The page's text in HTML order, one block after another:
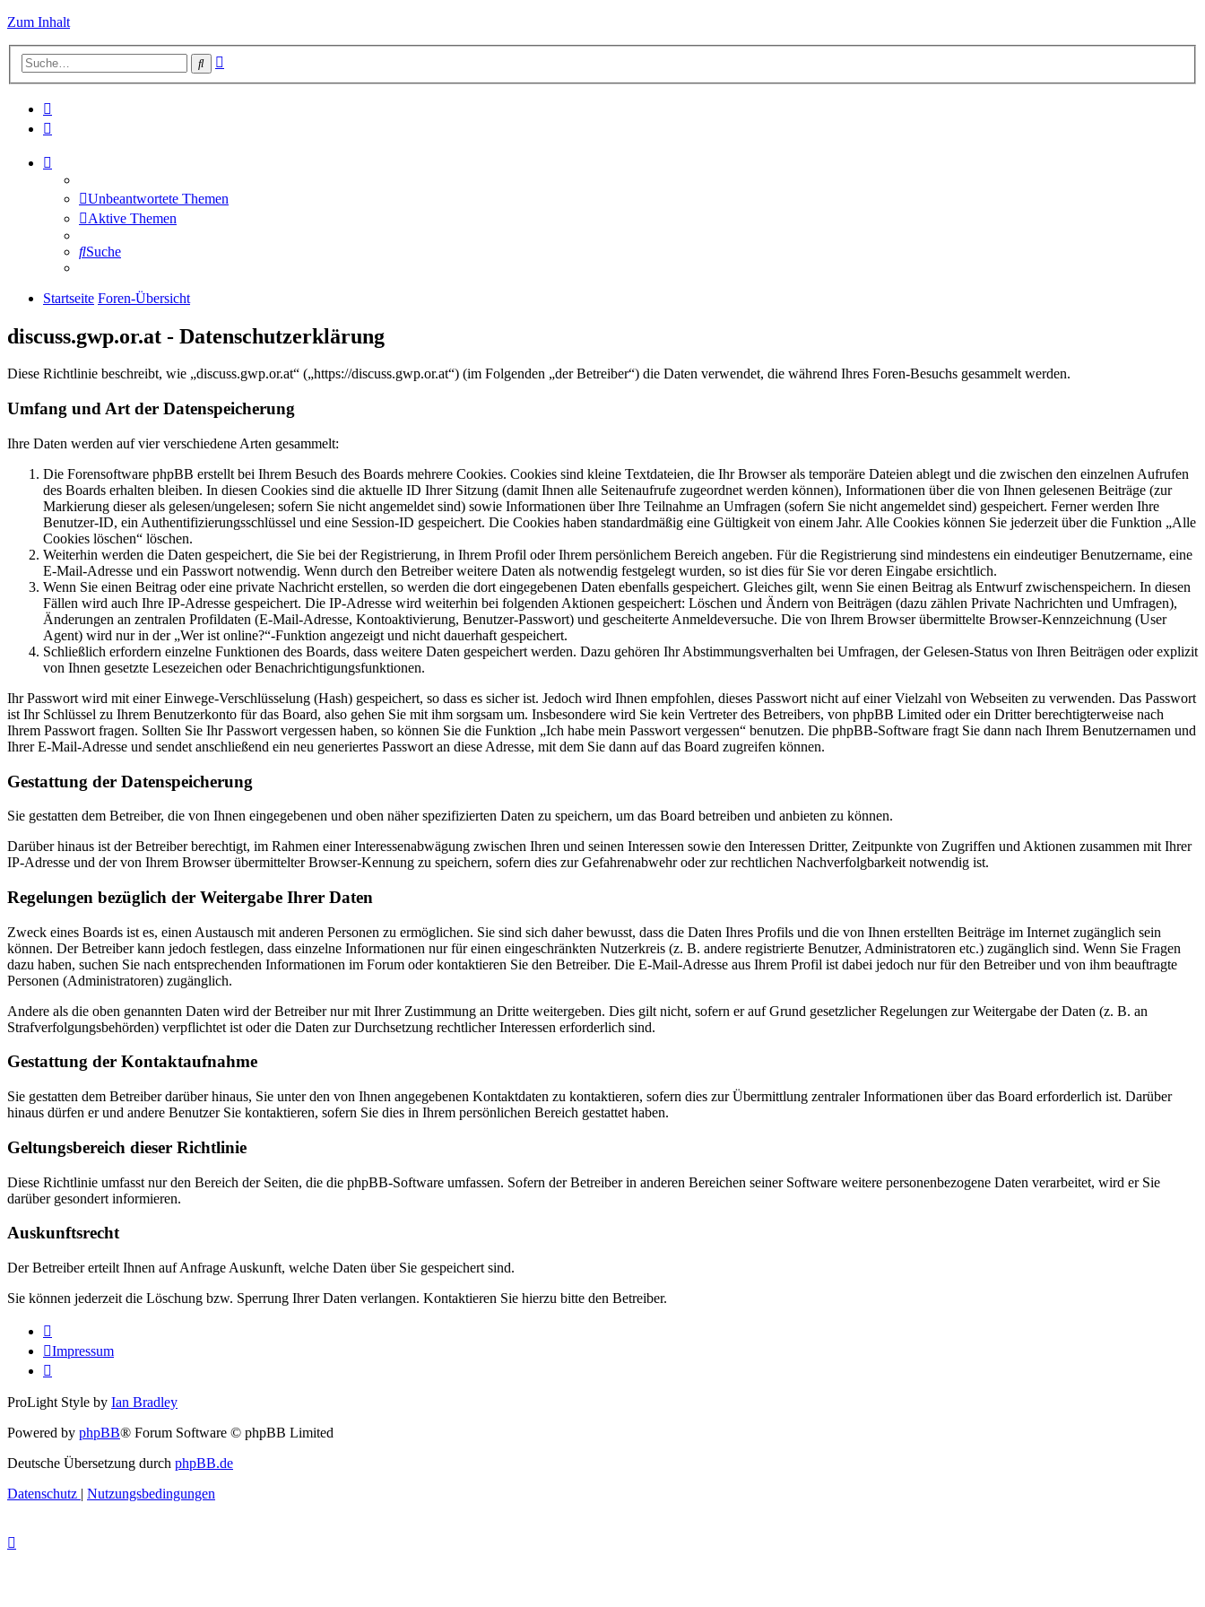
Zum Inhalt
Suche
Unbeantwortete Themen
Aktive Themen
Suche
Startseite Foren-Übersicht
discuss.gwp.or.at - Datenschutzerklärung
Diese Richtlinie beschreibt, wie „discuss.gwp.or.at“ („https://discuss.gwp.or.at“) (im Folgenden „der Betreiber“) die Daten verwendet, die während Ihres Foren-Besuchs gesammelt werden.
Umfang und Art der Datenspeicherung
Ihre Daten werden auf vier verschiedene Arten gesammelt:
Die Forensoftware phpBB erstellt bei Ihrem Besuch des Boards mehrere Cookies. Cookies sind kleine Textdateien, die Ihr Browser als temporäre Dateien ablegt und die zwischen den einzelnen Aufrufen
des Boards erhalten bleiben. In diesen Cookies sind die aktuelle ID Ihrer Sitzung (damit Ihnen alle Seitenaufrufe zugeordnet werden können), Informationen über die von Ihnen gelesenen Beiträge (zur
Markierung dieser als gelesen/ungelesen; sofern Sie nicht angemeldet sind) sowie Informationen über Ihre Teilnahme an Umfragen (sofern Sie nicht angemeldet sind) gespeichert. Ferner werden Ihre
Benutzer-ID, ein Authentifizierungsschlüssel und eine Session-ID gespeichert. Die Cookies haben standardmäßig eine Gültigkeit von einem Jahr. Alle Cookies können Sie jederzeit über die Funktion „Alle
Cookies löschen“ löschen.
Weiterhin werden die Daten gespeichert, die Sie bei der Registrierung, in Ihrem Profil oder Ihrem persönlichem Bereich angeben. Für die Registrierung sind mindestens ein eindeutiger Benutzername, eine
E-Mail-Adresse und ein Passwort notwendig. Wenn durch den Betreiber weitere Daten als notwendig festgelegt wurden, so ist dies für Sie vor deren Eingabe ersichtlich.
Wenn Sie einen Beitrag oder eine private Nachricht erstellen, so werden die dort eingegebenen Daten ebenfalls gespeichert. Gleiches gilt, wenn Sie einen Beitrag als Entwurf zwischenspeichern. In diesen
Fällen wird auch Ihre IP-Adresse gespeichert. Die IP-Adresse wird weiterhin bei folgenden Aktionen gespeichert: Löschen und Ändern von Beiträgen (dazu zählen Private Nachrichten und Umfragen),
Änderungen an zentralen Profildaten (E-Mail-Adresse, Kontoaktivierung, Benutzer-Passwort) und gescheiterte Anmeldeversuche. Die von Ihrem Browser übermittelte Browser-Kennzeichnung (User
Agent) wird nur in der „Wer ist online?“-Funktion angezeigt und nicht dauerhaft gespeichert.
Schließlich erfordern einzelne Funktionen des Boards, dass weitere Daten gespeichert werden. Dazu gehören Ihr Abstimmungsverhalten bei Umfragen, der Gelesen-Status von Ihren Beiträgen oder explizit
von Ihnen gesetzte Lesezeichen oder Benachrichtigungsfunktionen.
Ihr Passwort wird mit einer Einwege-Verschlüsselung (Hash) gespeichert, so dass es sicher ist. Jedoch wird Ihnen empfohlen, dieses Passwort nicht auf einer Vielzahl von Webseiten zu verwenden. Das Passwort
ist Ihr Schlüssel zu Ihrem Benutzerkonto für das Board, also gehen Sie mit ihm sorgsam um. Insbesondere wird Sie kein Vertreter des Betreibers, von phpBB Limited oder ein Dritter berechtigterweise nach
Ihrem Passwort fragen. Sollten Sie Ihr Passwort vergessen haben, so können Sie die Funktion „Ich habe mein Passwort vergessen“ benutzen. Die phpBB-Software fragt Sie dann nach Ihrem Benutzernamen und
Ihrer E-Mail-Adresse und sendet anschließend ein neu generiertes Passwort an diese Adresse, mit dem Sie dann auf das Board zugreifen können.
Gestattung der Datenspeicherung
Sie gestatten dem Betreiber, die von Ihnen eingegebenen und oben näher spezifizierten Daten zu speichern, um das Board betreiben und anbieten zu können.
Darüber hinaus ist der Betreiber berechtigt, im Rahmen einer Interessenabwägung zwischen Ihren und seinen Interessen sowie den Interessen Dritter, Zeitpunkte von Zugriffen und Aktionen zusammen mit Ihrer
IP-Adresse und der von Ihrem Browser übermittelter Browser-Kennung zu speichern, sofern dies zur Gefahrenabwehr oder zur rechtlichen Nachverfolgbarkeit notwendig ist.
Regelungen bezüglich der Weitergabe Ihrer Daten
Zweck eines Boards ist es, einen Austausch mit anderen Personen zu ermöglichen. Sie sind sich daher bewusst, dass die Daten Ihres Profils und die von Ihnen erstellten Beiträge im Internet zugänglich sein
können. Der Betreiber kann jedoch festlegen, dass einzelne Informationen nur für einen eingeschränkten Nutzerkreis (z. B. andere registrierte Benutzer, Administratoren etc.) zugänglich sind. Wenn Sie Fragen
dazu haben, suchen Sie nach entsprechenden Informationen im Forum oder kontaktieren Sie den Betreiber. Die E-Mail-Adresse aus Ihrem Profil ist dabei jedoch nur für den Betreiber und von ihm beauftragte
Personen (Administratoren) zugänglich.
Andere als die oben genannten Daten wird der Betreiber nur mit Ihrer Zustimmung an Dritte weitergeben. Dies gilt nicht, sofern er auf Grund gesetzlicher Regelungen zur Weitergabe der Daten (z. B. an
Strafverfolgungsbehörden) verpflichtet ist oder die Daten zur Durchsetzung rechtlicher Interessen erforderlich sind.
Gestattung der Kontaktaufnahme
Sie gestatten dem Betreiber darüber hinaus, Sie unter den von Ihnen angegebenen Kontaktdaten zu kontaktieren, sofern dies zur Übermittlung zentraler Informationen über das Board erforderlich ist. Darüber
hinaus dürfen er und andere Benutzer Sie kontaktieren, sofern Sie dies in Ihrem persönlichen Bereich gestattet haben.
Geltungsbereich dieser Richtlinie
Diese Richtlinie umfasst nur den Bereich der Seiten, die die phpBB-Software umfassen. Sofern der Betreiber in anderen Bereichen seiner Software weitere personenbezogene Daten verarbeitet, wird er Sie
darüber gesondert informieren.
Auskunftsrecht
Der Betreiber erteilt Ihnen auf Anfrage Auskunft, welche Daten über Sie gespeichert sind.
Sie können jederzeit die Löschung bzw. Sperrung Ihrer Daten verlangen. Kontaktieren Sie hierzu bitte den Betreiber.
Impressum
ProLight Style by Ian Bradley
Powered by phpBB® Forum Software © phpBB Limited
Deutsche Übersetzung durch phpBB.de
Datenschutz | Nutzungsbedingungen